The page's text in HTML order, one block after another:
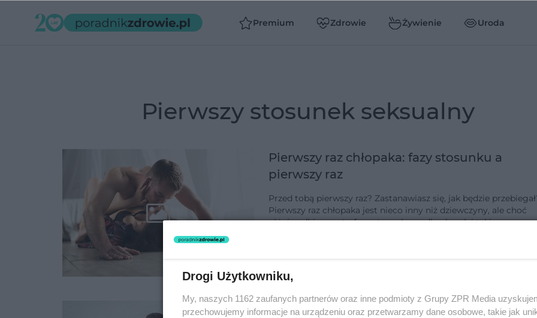
Premium Zdrowie Żywienie Uroda
pierwszy stosunek seksualny
Pierwszy raz chłopaka: fazy stosunku a
pierwszy raz
Przed tobą pierwszy raz? Zastanawiasz się, jak będzie
Pierwszy raz chłopaka jest nieco inny niż dziewczyny, ale choć
różnie odbierane, to fazy stosunku są dla obu płci takie same.
Pierwszy raz chłopaka: erekcja, czyli
Drogi Użytkowniku,
My, naszych 1162 zaufanych partnerów oraz inne podmioty z Grupy ZPR Media
przechowujemy informacje na urządzeniu oraz przetwarzamy dane osobowe, takie jak